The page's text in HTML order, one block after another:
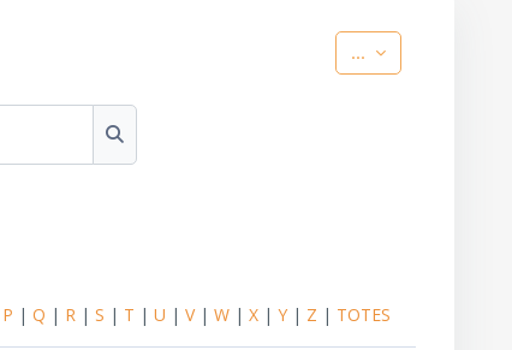
... Exporta les
Cerca
P | Q | R | S | T | U | V| W | X | Y | Z | TOTES